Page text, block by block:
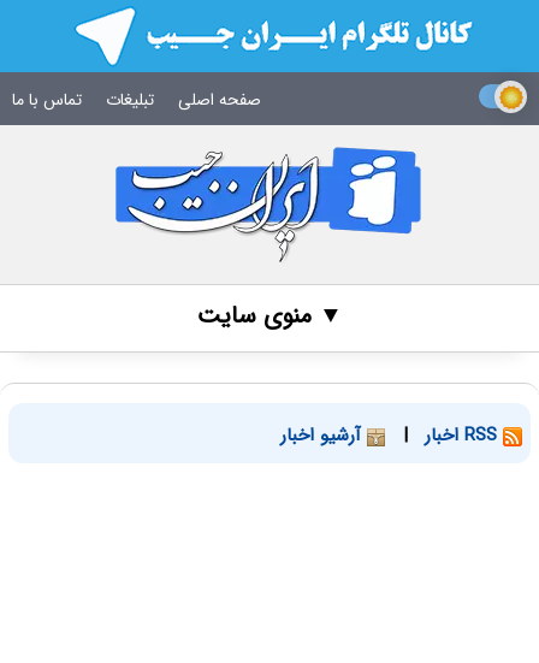
صفحه اصلی تبلیغات تماس با ما
▼ منوی سایت
| آرشیو اخبار